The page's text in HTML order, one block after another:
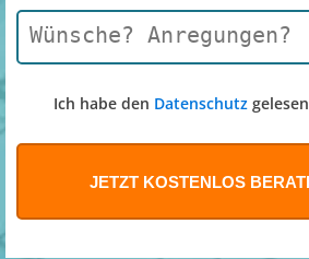
Ich habe den Datenschutz